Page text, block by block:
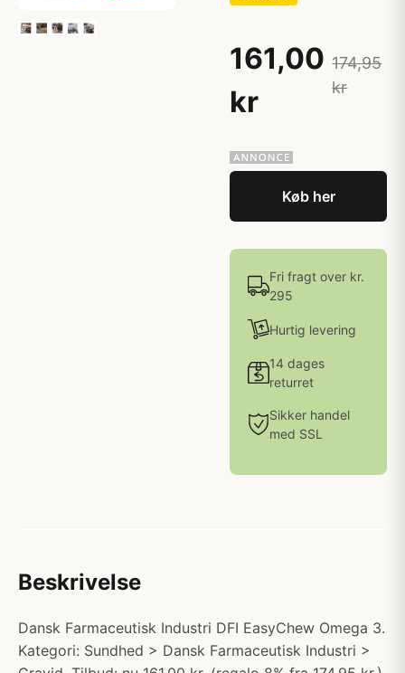
161,00
kr
174,95
kr
Køb her
Fri fragt over kr.
295
Hurtig levering
14 dages
returret
Sikker handel
med SSL
Beskrivelse
Dansk Farmaceutisk Industri DFI EasyChew Omega 3.
Kategori: Sundhed > Dansk Farmaceutisk Industri >